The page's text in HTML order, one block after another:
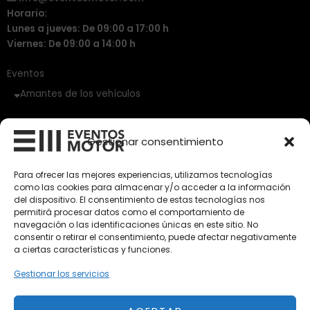
Gestionar consentimiento
Para ofrecer las mejores experiencias, utilizamos tecnologías
como las cookies para almacenar y/o acceder a la información
del dispositivo. El consentimiento de estas tecnologías nos
permitirá procesar datos como el comportamiento de
navegación o las identificaciones únicas en este sitio. No
consentir o retirar el consentimiento, puede afectar negativamente
a ciertas características y funciones.
Gestionar los servicios
Horario:
Lunes a jueves: De 09:00 a 17:00 h
Viernes: De 09:00 a 14:00 h
Eventos
Amantes de los vehículos
Vehículos Clásicos
Vehículos Nuevos
Vehículos de Ocasión
Próximos
Eclipse by SELECTO
Del 12/08/2026 al 12/08/2026
Exclusive Top Cars 2026